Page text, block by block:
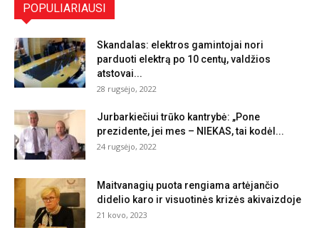
POPULIARIAUSI
Skandalas: elektros gamintojai nori
parduoti elektrą po 10 centų, valdžios
atstovai...
28 rugsėjo, 2022
Jurbarkiečiui trūko kantrybė: „Pone
prezidente, jei mes – NIEKAS, tai kodėl...
24 rugsėjo, 2022
Maitvanagių puota rengiama artėjančio
didelio karo ir visuotinės krizės akivaizdoje
21 kovo, 2023